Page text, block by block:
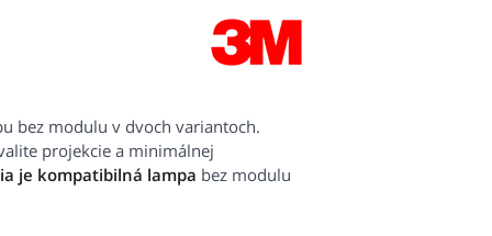
bez modulu v dvoch variantoch.
projekcie a minimálnej
je kompatibilná lampa bez modulu